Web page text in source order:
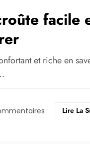
facile
et riche en
Lire La